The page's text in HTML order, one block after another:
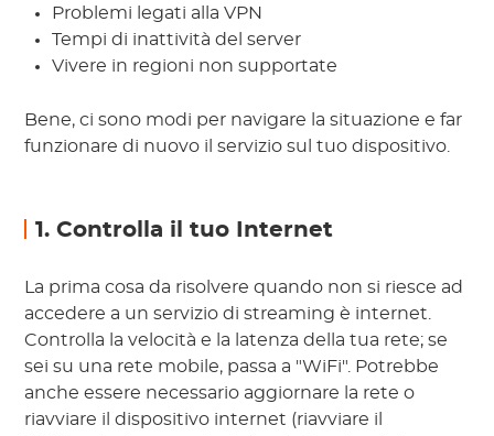
Problemi legati alla VPN
Tempi di inattività del server
Vivere in regioni non supportate
Bene, ci sono modi per navigare la situazione e far
funzionare di nuovo il servizio sul tuo dispositivo.
1. Controlla il tuo Internet
La prima cosa da risolvere quando non si riesce ad
accedere a un servizio di streaming è internet.
Controlla la velocità e la latenza della tua rete; se
sei su una rete mobile, passa a "WiFi". Potrebbe
anche essere necessario aggiornare la rete o
riavviare il dispositivo internet (riavviare il